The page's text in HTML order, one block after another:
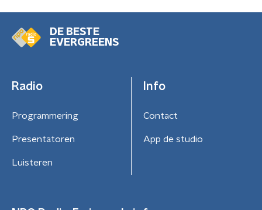
DE BESTE
EVERGREENS
Radio
Programmering
Presentatoren
Luisteren
Info
Contact
App de studio